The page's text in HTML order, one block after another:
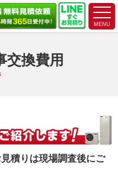
交換費用
積りは現場調査後にご